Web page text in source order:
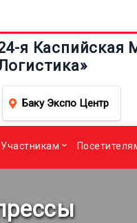
я Каспийская
Баку Экспо Центр
Участникам